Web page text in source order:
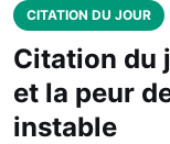
CITATION DU JOUR
Citation du
et la peur
instable